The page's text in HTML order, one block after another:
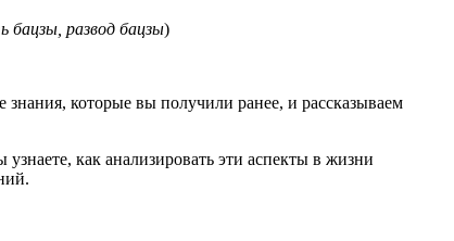
бацзы, развод бацзы)
которые вы получили ранее, и рассказываем
узнаете, как анализировать эти аспекты в жизни